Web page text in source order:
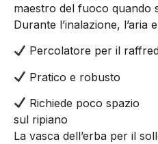
maestro del fuoco quando
Durante l’inalazione,
Percolatore per il
Pratico e robusto
Richiede poco spazio
sul ripiano
La vasca dell’erba per il